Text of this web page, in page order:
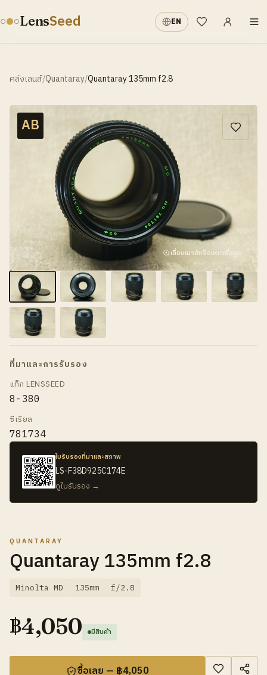
LensSeed EN รายการที่อยากได้
เข้าสู่ระบบ·
คลังเลนส์/Quantaray/Quantaray 135mm f2.8
AB
เลื่อนเมาส์หรือแตะเพื่อซูม
ที่มาและการรับรอง
แท็ก LENSSEED
8-380
ซีเรียล
781734
ใบรับรองที่มาและสภาพ
LS-F38D925C174E
ดูใบรับรอง →
QUANTARAY
Quantaray 135mm f2.8
Minolta MD 135mm f/2.8
฿4,050 มีสินค้า
ซื้อเลย — ฿4,050